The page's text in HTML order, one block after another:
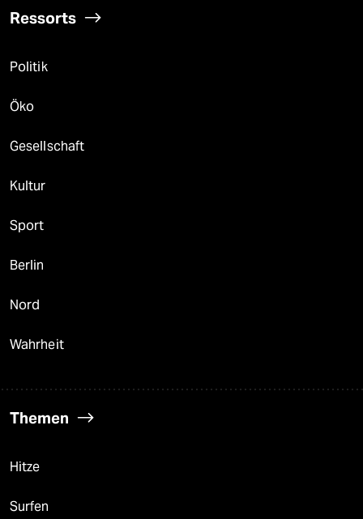
Ressorts
Politik
Öko
Gesellschaft
Kultur
Sport
Berlin
Nord
Wahrheit
Themen
Hitze
Surfen